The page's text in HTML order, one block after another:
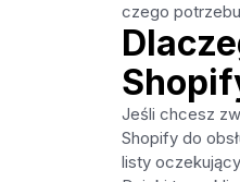
czego
Jeśli chcesz
Shopify do
listy